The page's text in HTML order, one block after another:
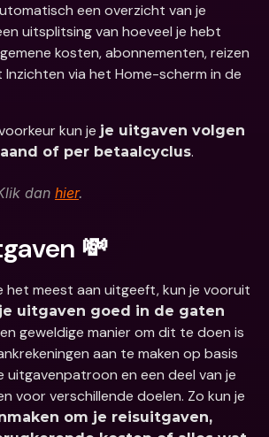
een overzicht van je
uitsplitsing van hoeveel je hebt
kosten, abonnementen, reizen
Inzichten via het Home-scherm in de
kun je je uitgaven volgen
of per betaalcyclus.
dan hier.
💸
het meest aan uitgeeft, kun je vooruit
je uitgaven goed in de gaten
geweldige manier om dit te doen is
aan te maken op basis
uitgavenpatroon en een deel van je
om je reisuitgaven,